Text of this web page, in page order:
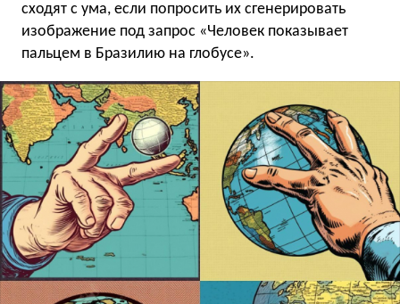
сходят с ума, если попросить их сгенерировать
изображение под запрос «Человек показывает
пальцем в Бразилию на глобусе».